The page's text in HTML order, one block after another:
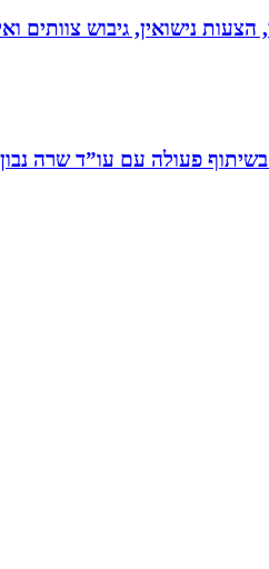
נישואין, גיבוש צוותים
פעולה עם עו”ד שרה נבון